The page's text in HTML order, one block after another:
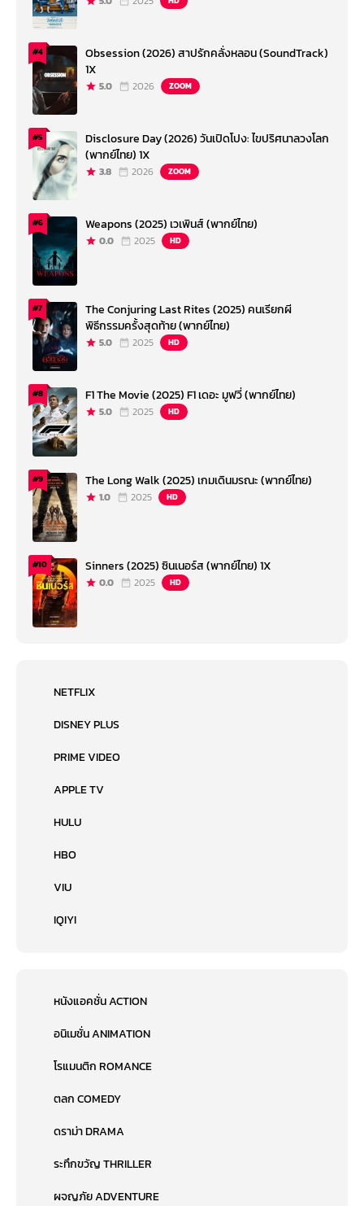
#4
Obsession (2026) สาปรักคลั่งหลอน (SoundTrack)
1X
5.0 2026 ZOOM
#5
Disclosure Day (2026) วันเปิดโปง: ไขปริศนาลวงโลก
(พากย์ไทย) 1X
3.8 2026 ZOOM
#6 Weapons (2025) เวเพินส์ (พากย์ไทย)
0.0 2025 HD
#7
The Conjuring Last Rites (2025) คนเรียกผี
พิธีกรรมครั้งสุดท้าย (พากย์ไทย)
5.0 2025 HD
#8 F1 The Movie (2025) F1 เดอะ มูฟวี่ (พากย์ไทย)
5.0 2025 HD
#9 The Long Walk (2025) เกมเดินมรณะ (พากย์ไทย)
1.0 2025 HD
#10 Sinners (2025) ซินเนอร์ส (พากย์ไทย) 1X
0.0 2025 HD
NETFLIX
DISNEY PLUS
PRIME VIDEO
APPLE TV
HULU
HBO
VIU
IQIYI
หนังแอคชั่น ACTION
อนิเมชั่น ANIMATION
โรแมนติก ROMANCE
ตลก COMEDY
ดราม่า DRAMA
ระทึกขวัญ THRILLER
ผจญภัย ADVENTURE